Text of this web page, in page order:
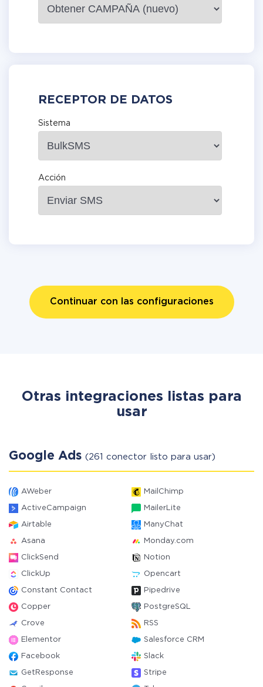
RECEPTOR DE DATOS
Sistema
Acción
Continuar con las configuraciones
Otras integraciones listas para
usar
Google Ads (261 conector listo para usar)
AWeber MailChimp
ActiveCampaign MailerLite
Airtable ManyChat
Asana Monday.com
ClickSend Notion
ClickUp Opencart
Constant Contact Pipedrive
Copper PostgreSQL
Crove RSS
Elementor Salesforce CRM
Facebook Slack
GetResponse Stripe